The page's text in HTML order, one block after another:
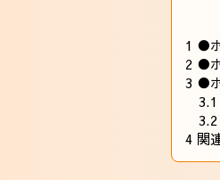
1 ●
2 ●
3 ●
3.1
3.2
4 関